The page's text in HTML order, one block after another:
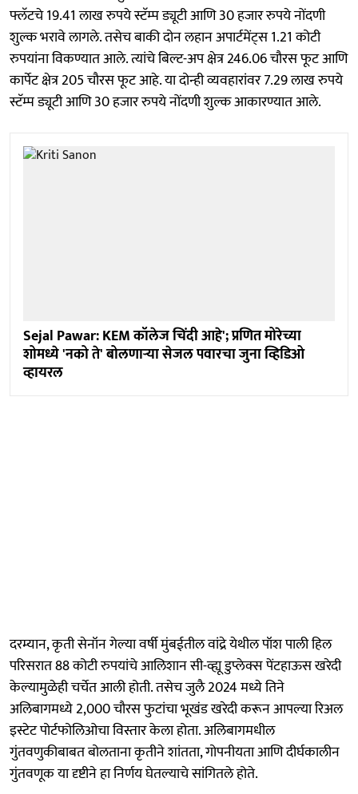
फ्लॅटचे 19.41 लाख रुपये स्टॅम्प ड्यूटी आणि 30 हजार रुपये नोंदणी
शुल्क भरावे लागले. तसेच बाकी दोन लहान अपार्टमेंट्स 1.21 कोटी
रुपयांना विकण्यात आले. त्यांचे बिल्ट-अप क्षेत्र 246.06 चौरस फूट आणि
कार्पेट क्षेत्र 205 चौरस फूट आहे. या दोन्ही व्यवहारांवर 7.29 लाख रुपये
स्टॅम्प ड्यूटी आणि 30 हजार रुपये नोंदणी शुल्क आकारण्यात आले.
Sejal Pawar: KEM कॉलेज चिंदी आहे'; प्रणित मोरेच्या
शोमध्ये 'नको ते' बोलणाऱ्या सेजल पवारचा जुना व्हिडिओ
व्हायरल
दरम्यान, कृती सेनॉन गेल्या वर्षी मुंबईतील वांद्रे येथील पॉश पाली हिल
परिसरात 88 कोटी रुपयांचे आलिशान सी-व्ह्यू डुप्लेक्स पेंटहाऊस खरेदी
केल्यामुळेही चर्चेत आली होती. तसेच जुलै 2024 मध्ये तिने
अलिबागमध्ये 2,000 चौरस फुटांचा भूखंड खरेदी करून आपल्या रिअल
इस्टेट पोर्टफोलिओचा विस्तार केला होता. अलिबागमधील
गुंतवणुकीबाबत बोलताना कृतीने शांतता, गोपनीयता आणि दीर्घकालीन
गुंतवणूक या दृष्टीने हा निर्णय घेतल्याचे सांगितले होते.